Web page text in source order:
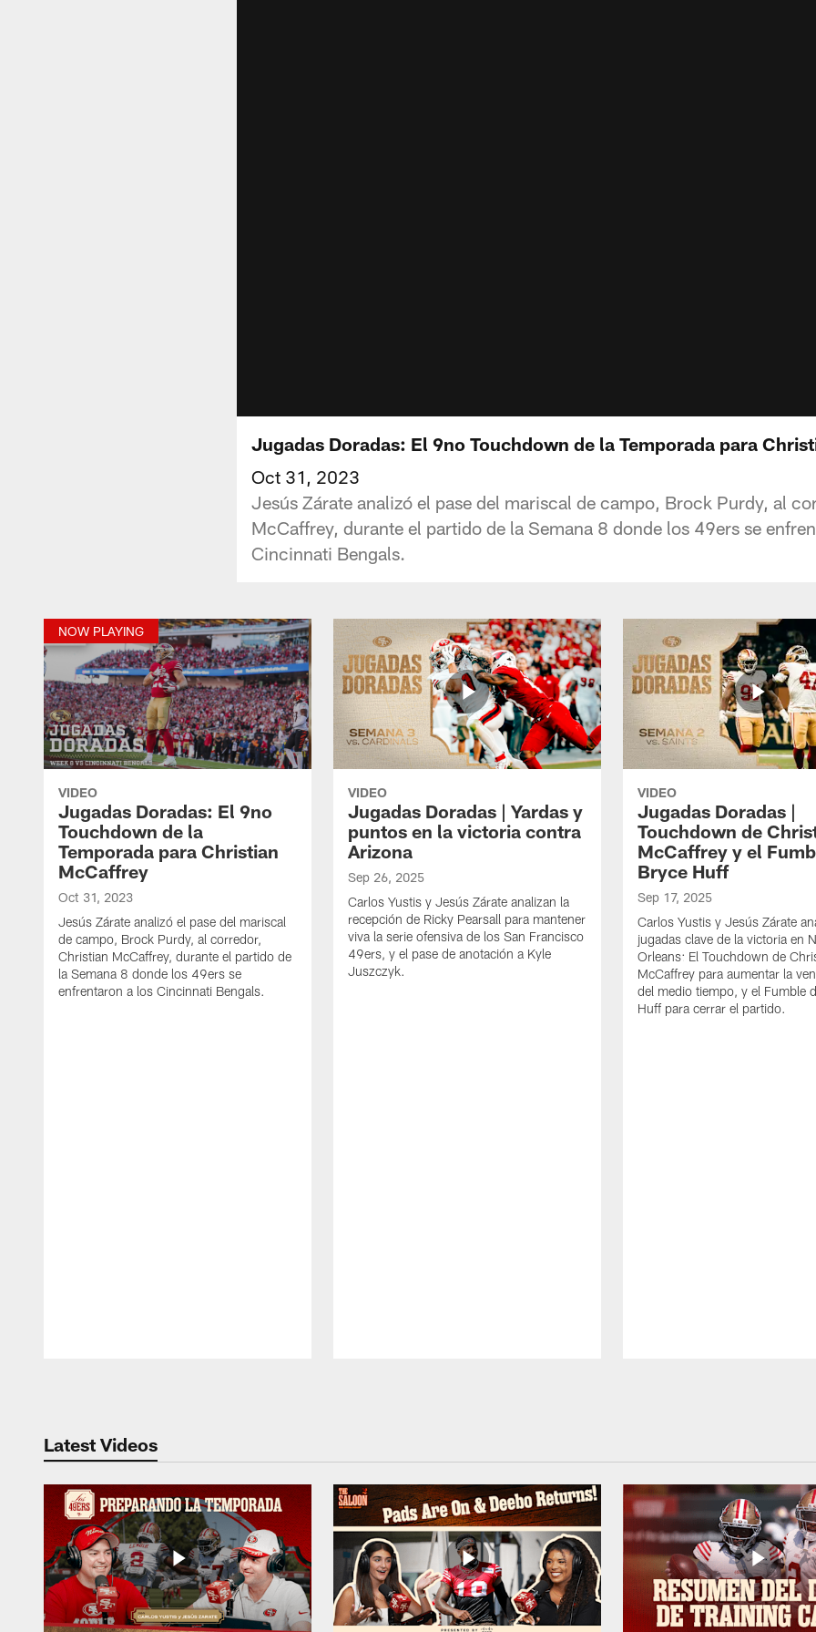
Jugadas Doradas: El 9no Touchdown de la Temporada para
Oct 31, 2023
Jesús Zárate analizó el pase del mariscal de campo, Brock Purdy, al
McCaffrey, durante el partido de la Semana 8 donde los 49ers se
Cincinnati Bengals.
NOW PLAYING
VIDEO
Jugadas Doradas: El 9no
Touchdown de la
Temporada para Christian
McCaffrey
Oct 31, 2023
Jesús Zárate analizó el pase del mariscal
de campo, Brock Purdy, al corredor,
Christian McCaffrey, durante el partido de
la Semana 8 donde los 49ers se
enfrentaron a los Cincinnati Bengals.
VIDEO
Jugadas Doradas | Yardas y
puntos en la victoria contra
Arizona
Sep 26, 2025
Carlos Yustis y Jesús Zárate analizan la
recepción de Ricky Pearsall para mantener
viva la serie ofensiva de los San Francisco
49ers, y el pase de anotación a Kyle
Juszczyk.
VIDEO
Jugadas Doradas |
Touchdown de
McCaffrey y el
Bryce Huff
Sep 17, 2025
Carlos Yustis y Jesús Zárate
jugadas clave de la victoria en
Orleans: El Touchdown de
McCaffrey para aumentar la
del medio tiempo, y el Fumble
Huff para cerrar el partido.
Latest Videos